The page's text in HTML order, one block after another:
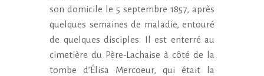
son domicile le 5 septembre 1857, après
quelques semaines de maladie, entouré
de quelques disciples. Il est enterré au
cimetière du Père-Lachaise à côté de la
tombe d’Élisa Mercoeur, qui était la